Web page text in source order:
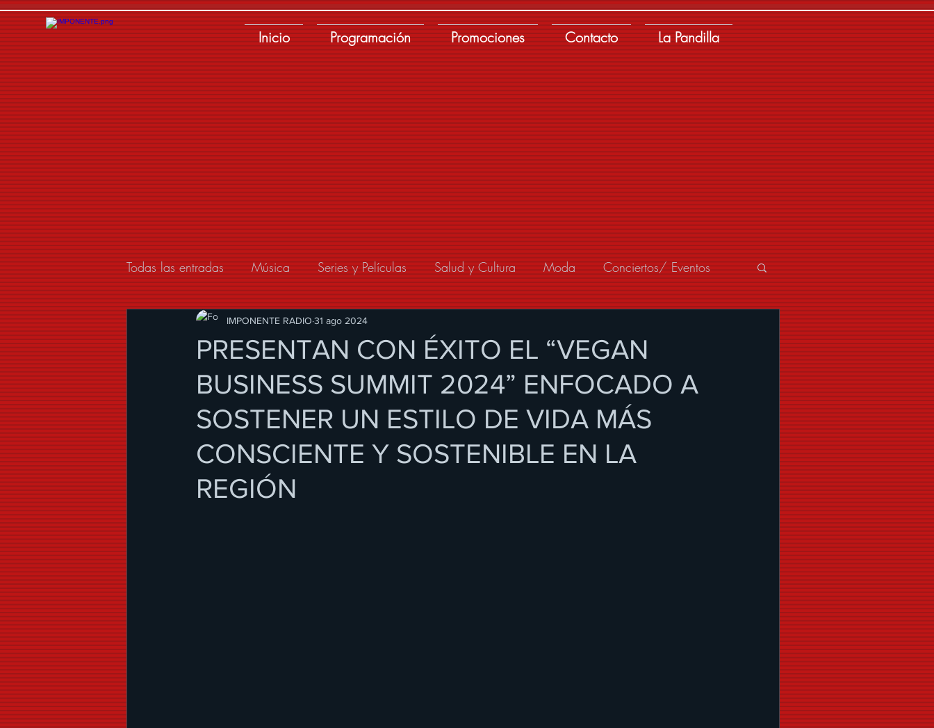
Inicio Programación Promociones Contacto La Pandilla
Todas las entradas Música Series y Películas Salud y Cultura Moda Conciertos/ Eventos
Modo de Vida
PRESENTAN CON ÉXITO EL “VEGAN
BUSINESS SUMMIT 2024” ENFOCADO A
SOSTENER UN ESTILO DE VIDA MÁS
CONSCIENTE Y SOSTENIBLE EN LA
REGIÓN
IMPONENTE RADIO 31 ago 2024